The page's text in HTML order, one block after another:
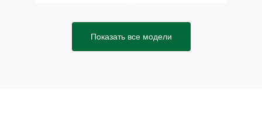
Показать все модели